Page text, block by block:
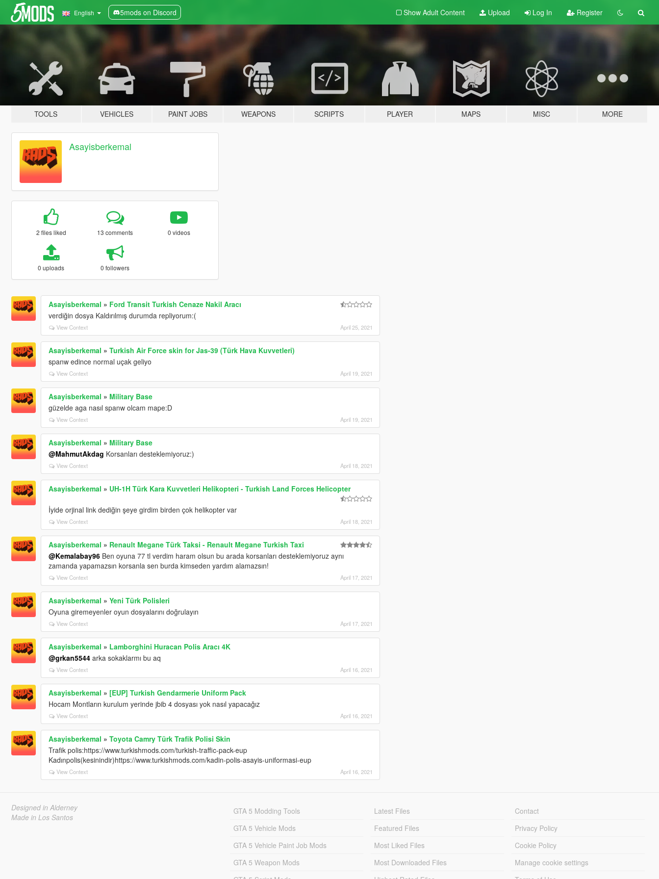
English 5mods on Discord Show Adult Content Upload Log In Register
TOOLS VEHICLES PAINT JOBS WEAPONS SCRIPTS PLAYER MAPS MISC MORE
Asayisberkemal
2 files liked 13 comments 0 videos
0 uploads 0 followers
Asayisberkemal » Ford Transit Turkish Cenaze Nakil Aracı
verdiğin dosya Kaldırılmış durumda repliyorum:(
View Context April 25, 2021
Asayisberkemal » Turkish Air Force skin for Jas-39 (Türk Hava Kuvvetleri)
spanw edince normal uçak geliyo
View Context April 19, 2021
Asayisberkemal » Military Base
güzelde aga nasıl spanw olcam mape:D
View Context April 19, 2021
Asayisberkemal » Military Base
@MahmutAkdag Korsanları desteklemiyoruz:)
View Context April 18, 2021
Asayisberkemal » UH-1H Türk Kara Kuvvetleri Helikopteri - Turkish Land Forces Helicopter
İyide orjinal link dediğin şeye girdim birden çok helikopter var
View Context April 18, 2021
Asayisberkemal » Renault Megane Türk Taksi - Renault Megane Turkish Taxi
@Kemalabay96Ben oyuna 77 tl verdim haram olsun bu arada korsanları desteklemiyoruz aynı
zamanda yapamazsın korsanla sen burda kimseden yardım alamazsın!
View Context April 17, 2021
Asayisberkemal » Yeni Türk Polisleri
Oyuna giremeyenler oyun dosyalarını doğrulayın
View Context April 17, 2021
Asayisberkemal » Lamborghini Huracan Polis Aracı 4K
@grkan5544arka sokaklarmı bu aq
View Context April 16, 2021
Asayisberkemal » [EUP] Turkish Gendarmerie Uniform Pack
Hocam Montların kurulum yerinde jbib 4 dosyası yok nasıl yapacağız
View Context April 16, 2021
Asayisberkemal » Toyota Camry Türk Trafik Polisi Skin
Trafik polis:https://www.turkishmods.com/turkish-traffic-pack-eup
Kadınpolis(kesinindir)https://www.turkishmods.com/kadin-polis-asayis-uniformasi-eup
View Context April 16, 2021
Designed in Alderney
Made in Los Santos
GTA 5 Modding Tools
GTA 5 Vehicle Mods
GTA 5 Vehicle Paint Job Mods
GTA 5 Weapon Mods
Latest Files
Featured Files
Most Liked Files
Most Downloaded Files
Contact
Privacy Policy
Cookie Policy
Manage cookie settings